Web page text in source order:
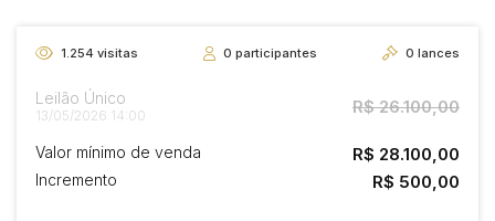
1.254 visitas 0 participantes 0 lances
Leilão Único
13/05/2026 14:00 R$ 26.100,00
Valor mínimo de venda R$ 28.100,00
Incremento R$ 500,00